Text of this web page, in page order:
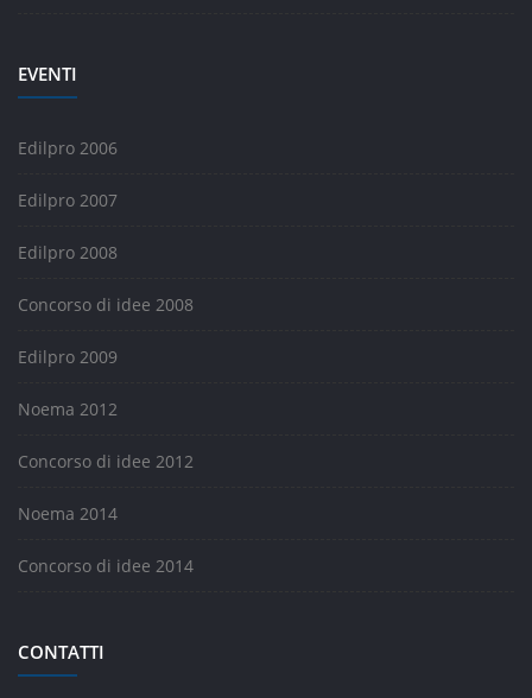
EVENTI
Edilpro 2006
Edilpro 2007
Edilpro 2008
Concorso di idee 2008
Edilpro 2009
Noema 2012
Concorso di idee 2012
Noema 2014
Concorso di idee 2014
CONTATTI